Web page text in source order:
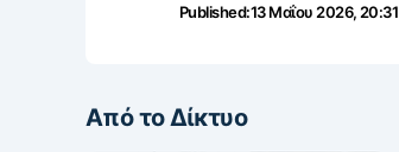
Published:13 Μαΐου 2026, 20:31
Από το Δίκτυο